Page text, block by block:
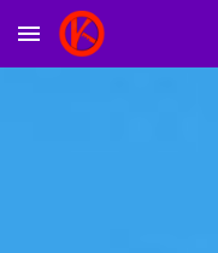
Skip to main content